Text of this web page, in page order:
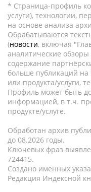
* Страница-профиль
услуги), технологии,
на основе анализа
Обрабатываются
(новости, включая
аналитические
содержание
больше публикаций
или продукта/услуги,
Профиль может быть
информацией, в т.ч.
продукте/услуге.
Обработан архив
до 08.2026 годы.
Ключевых фраз
724415.
Создано именных
Редакция Индексной